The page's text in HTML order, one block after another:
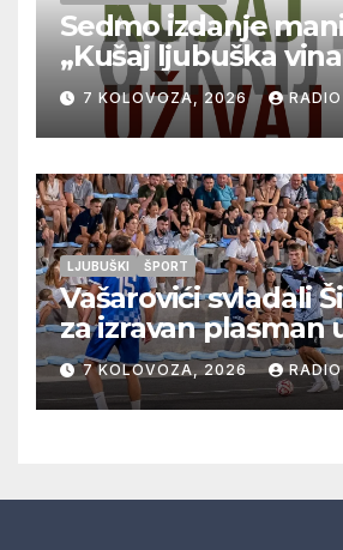
Sedmo izdanje
„Kušaj ljubuška
vrhunska vina,
glazbu
7 KOLOVOZA, 2026
LJUBUŠKI ŠPORT
Vašarovići svladali
za izravan plasman
četvrtfinale, Grab
prolazak dalje,
večeras počinje
7 KOLOVOZA, 2026